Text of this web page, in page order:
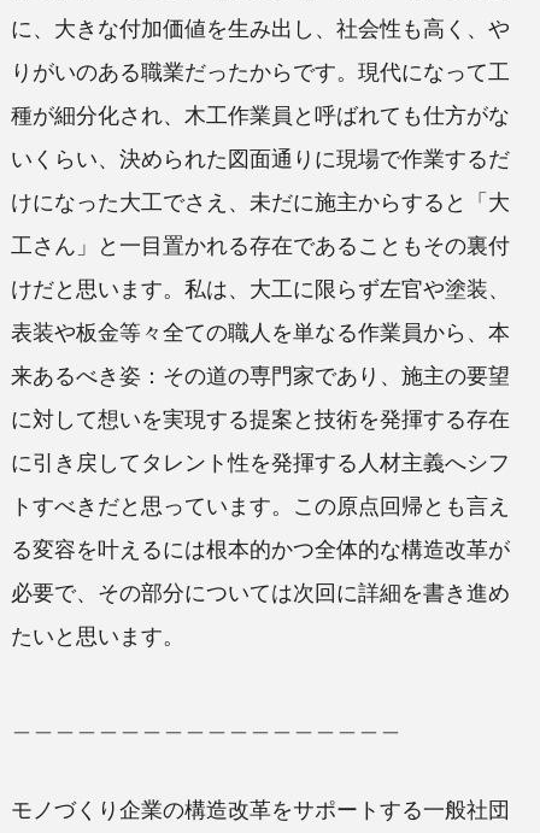
に、大きな付加価値を生み出し、社会性も高く、や
りがいのある職業だったからです。現代になって工
種が細分化され、木工作業員と呼ばれても仕方がな
いくらい、決められた図面通りに現場で作業するだ
けになった大工でさえ、未だに施主からすると「大
工さん」と一目置かれる存在であることもその裏付
けだと思います。私は、大工に限らず左官や塗装、
表装や板金等々全ての職人を単なる作業員から、本
来あるべき姿：その道の専門家であり、施主の要望
に対して想いを実現する提案と技術を発揮する存在
に引き戻してタレント性を発揮する人材主義へシフ
トすべきだと思っています。この原点回帰とも言え
る変容を叶えるには根本的かつ全体的な構造改革が
必要で、その部分については次回に詳細を書き進め
たいと思います。
モノづくり企業の構造改革をサポートする一般社団